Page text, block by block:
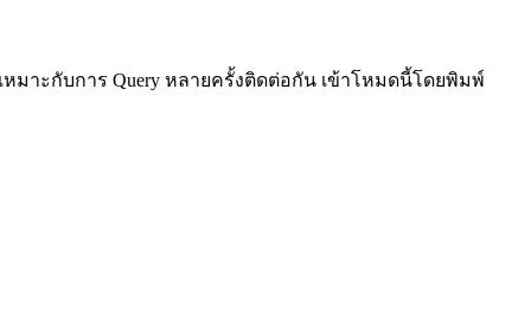
เหมาะกับการ Query หลายครั้งติดต่อกัน เข้าโหมดนี้โดยพิมพ์